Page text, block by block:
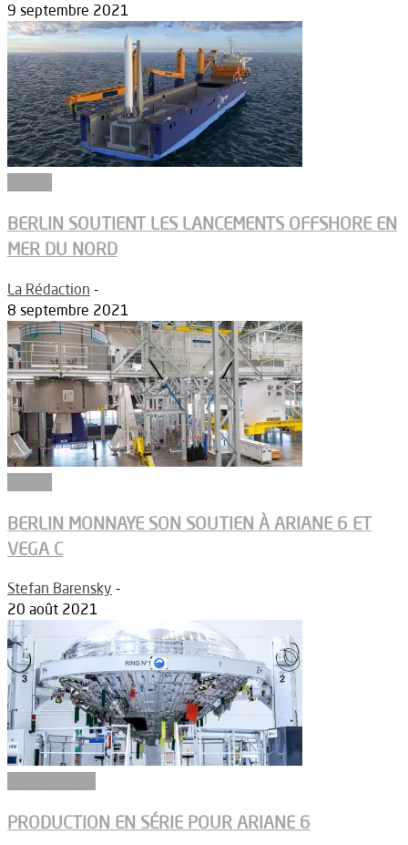
9 septembre 2021
BERLIN SOUTIENT LES LANCEMENTS OFFSHORE EN
MER DU NORD
La Rédaction -
8 septembre 2021
BERLIN MONNAYE SON SOUTIEN À ARIANE 6 ET
VEGA C
Stefan Barensky -
20 août 2021
PRODUCTION EN SÉRIE POUR ARIANE 6